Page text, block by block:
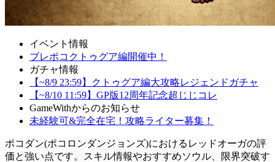
イベント情報
ブレポコクトゥグア編開催中！
ガチャ情報
【~8/9 23:59】クトゥグア編大攻略レジェンドガチャ
【~8/10 11:59】GP版12周年記念超じじコレ
GameWithからのお知らせ
未経験可&完全在宅！攻略ライター募集！
ポコダン(ポコロンダンジョンズ)におけるレッドオーガの評
価と強い点です。スキル情報やおすすめソウル、限界突破す